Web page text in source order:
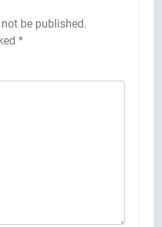
be published.
*